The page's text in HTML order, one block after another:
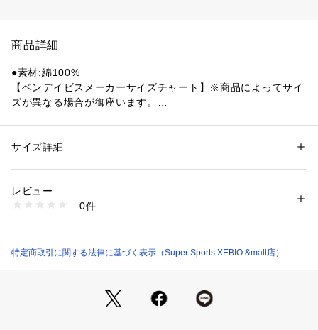
商品詳細
●素材:綿100%
【ベンデイビスメーカーサイズチャート】※商品によってサイ
ズが異なる場合が御座います。
【実寸サイズ】
●Lサイズ詳細:【着丈】70cm 【肩幅】51.5cm 【身幅】57cm
【袖丈】24cm
●中国製
【商品の購入にあたっての注意事項】
※弊社独自の採寸・計量方法により計測を行っておりますた
性別：メンズ
商品番号：
10905607101 （ショップ）
サイズ詳細
レビュー
0件
特定商取引に関する法律に基づく表示（Super Sports XEBIO &mall店）